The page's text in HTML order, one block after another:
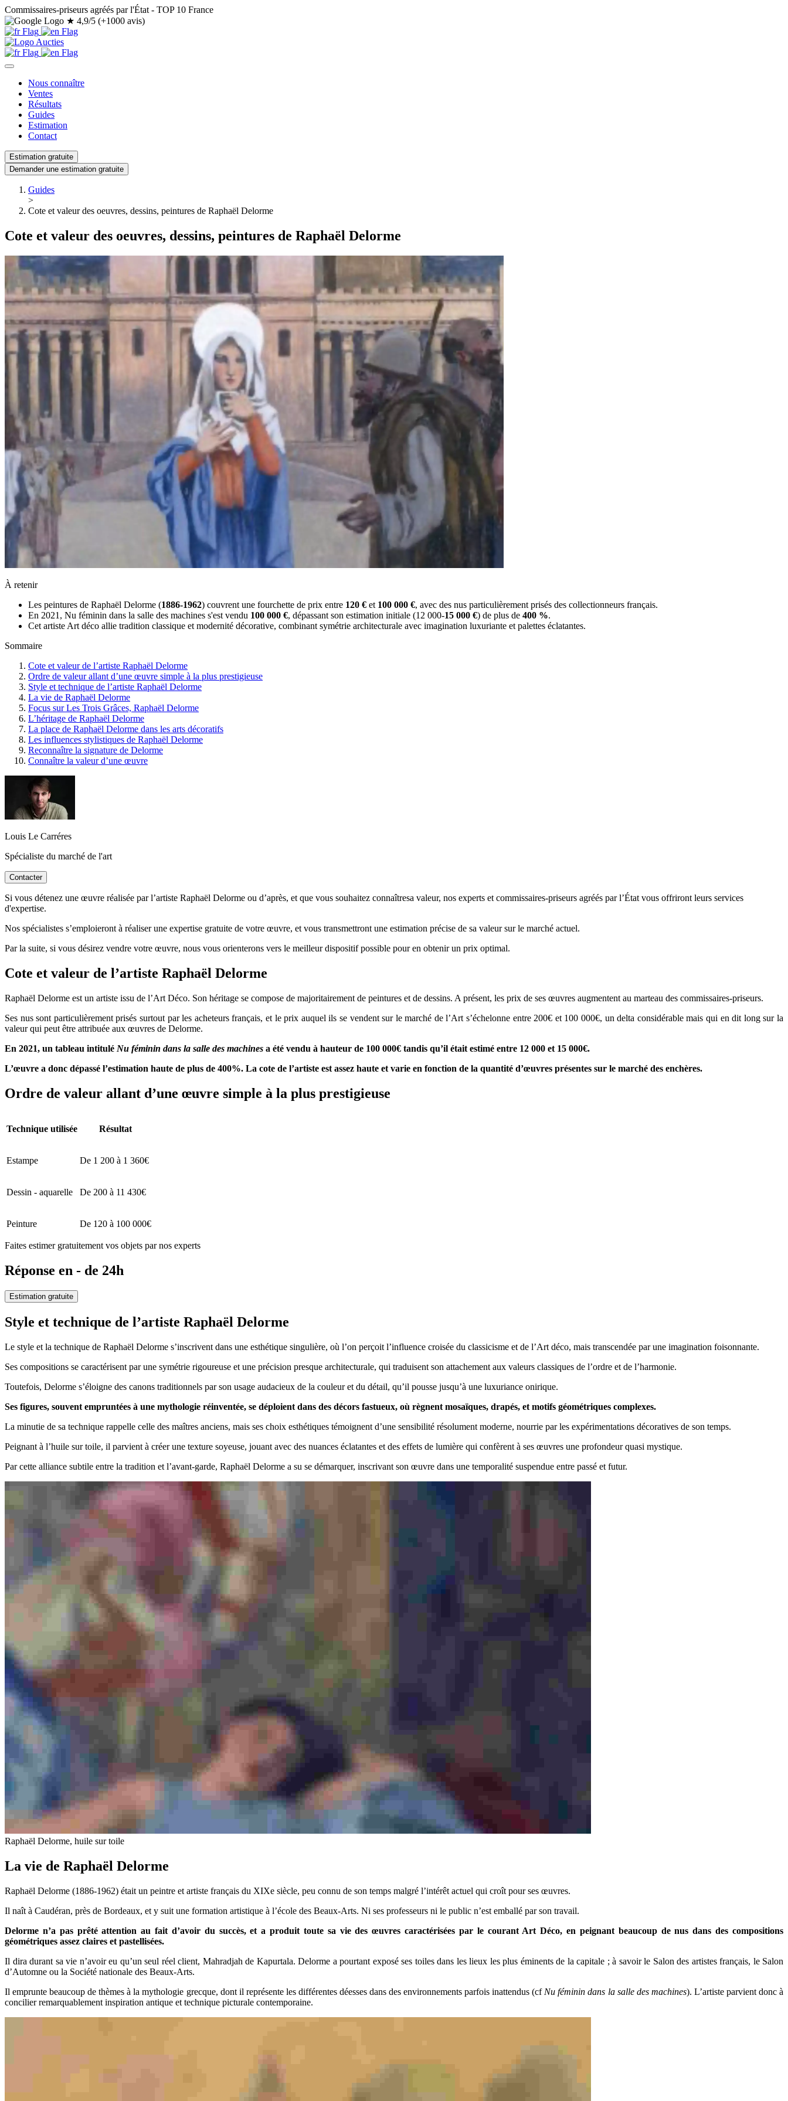
Commissaires-priseurs agréés par l'État - TOP 10 France
★ 4,9/5 (+1000 avis)
Nous connaître
Ventes
Résultats
Guides
Estimation
Contact
Estimation gratuite
Demander une estimation gratuite
Guides
>
Cote et valeur des oeuvres, dessins, peintures de Raphaël Delorme
Cote et valeur des oeuvres, dessins, peintures de Raphaël Delorme
À retenir
Les peintures de Raphaël Delorme (1886-1962) couvrent une fourchette de prix entre 120 € et 100 000 €, avec des nus particulièrement prisés des collectionneurs français.
En 2021, Nu féminin dans la salle des machines s'est vendu 100 000 €, dépassant son estimation initiale (12 000-15 000 €) de plus de 400 %.
Cet artiste Art déco allie tradition classique et modernité décorative, combinant symétrie architecturale avec imagination luxuriante et palettes éclatantes.
Sommaire
Cote et valeur de l’artiste Raphaël Delorme
Ordre de valeur allant d’une œuvre simple à la plus prestigieuse
Style et technique de l’artiste Raphaël Delorme
La vie de Raphaël Delorme
Focus sur Les Trois Grâces, Raphaël Delorme
L’héritage de Raphaël Delorme
La place de Raphaël Delorme dans les arts décoratifs
Les influences stylistiques de Raphaël Delorme
Reconnaître la signature de Delorme
Connaître la valeur d’une œuvre
Louis Le Carréres
Spécialiste du marché de l'art
Contacter
Si vous détenez une œuvre réalisée par l’artiste Raphaël Delorme ou d’après, et que vous souhaitez connaîtresa valeur, nos experts et commissaires-priseurs agréés par l’État vous offriront leurs services
d'expertise.
Nos spécialistes s’emploieront à réaliser une expertise gratuite de votre œuvre, et vous transmettront une estimation précise de sa valeur sur le marché actuel.
Par la suite, si vous désirez vendre votre œuvre, nous vous orienterons vers le meilleur dispositif possible pour en obtenir un prix optimal.
Cote et valeur de l’artiste Raphaël Delorme
Raphaël Delorme est un artiste issu de l’Art Déco. Son héritage se compose de majoritairement de peintures et de dessins. A présent, les prix de ses œuvres augmentent au marteau des commissaires-priseurs.
Ses nus sont particulièrement prisés surtout par les acheteurs français, et le prix auquel ils se vendent sur le marché de l’Art s’échelonne entre 200€ et 100 000€, un delta considérable mais qui en dit long sur la
valeur qui peut être attribuée aux œuvres de Delorme.
En 2021, un tableau intitulé Nu féminin dans la salle des machines a été vendu à hauteur de 100 000€ tandis qu’il était estimé entre 12 000 et 15 000€.
L’œuvre a donc dépassé l’estimation haute de plus de 400%. La cote de l’artiste est assez haute et varie en fonction de la quantité d’œuvres présentes sur le marché des enchères.
Ordre de valeur allant d’une œuvre simple à la plus prestigieuse
Technique utilisée Résultat
Estampe De 1 200 à 1 360€
Dessin - aquarelle De 200 à 11 430€
Peinture De 120 à 100 000€
Faites estimer gratuitement vos objets par nos experts
Réponse en - de 24h
Estimation gratuite
Style et technique de l’artiste Raphaël Delorme
Le style et la technique de Raphaël Delorme s’inscrivent dans une esthétique singulière, où l’on perçoit l’influence croisée du classicisme et de l’Art déco, mais transcendée par une imagination foisonnante.
Ses compositions se caractérisent par une symétrie rigoureuse et une précision presque architecturale, qui traduisent son attachement aux valeurs classiques de l’ordre et de l’harmonie.
Toutefois, Delorme s’éloigne des canons traditionnels par son usage audacieux de la couleur et du détail, qu’il pousse jusqu’à une luxuriance onirique.
Ses figures, souvent empruntées à une mythologie réinventée, se déploient dans des décors fastueux, où règnent mosaïques, drapés, et motifs géométriques complexes.
La minutie de sa technique rappelle celle des maîtres anciens, mais ses choix esthétiques témoignent d’une sensibilité résolument moderne, nourrie par les expérimentations décoratives de son temps.
Peignant à l’huile sur toile, il parvient à créer une texture soyeuse, jouant avec des nuances éclatantes et des effets de lumière qui confèrent à ses œuvres une profondeur quasi mystique.
Par cette alliance subtile entre la tradition et l’avant-garde, Raphaël Delorme a su se démarquer, inscrivant son œuvre dans une temporalité suspendue entre passé et futur.
Raphaël Delorme, huile sur toile
La vie de Raphaël Delorme
Raphaël Delorme (1886-1962) était un peintre et artiste français du XIXe siècle, peu connu de son temps malgré l’intérêt actuel qui croît pour ses œuvres.
Il naît à Caudéran, près de Bordeaux, et y suit une formation artistique à l’école des Beaux-Arts. Ni ses professeurs ni le public n’est emballé par son travail.
Delorme n’a pas prêté attention au fait d’avoir du succès, et a produit toute sa vie des œuvres caractérisées par le courant Art Déco, en peignant beaucoup de nus dans des compositions
géométriques assez claires et pastellisées.
Il dira durant sa vie n’avoir eu qu’un seul réel client, Mahradjah de Kapurtala. Delorme a pourtant exposé ses toiles dans les lieux les plus éminents de la capitale ; à savoir le Salon des artistes français, le Salon
d’Automne ou la Société nationale des Beaux-Arts.
Il emprunte beaucoup de thèmes à la mythologie grecque, dont il représente les différentes déesses dans des environnements parfois inattendus (cf Nu féminin dans la salle des machines). L’artiste parvient donc à
concilier remarquablement inspiration antique et technique picturale contemporaine.